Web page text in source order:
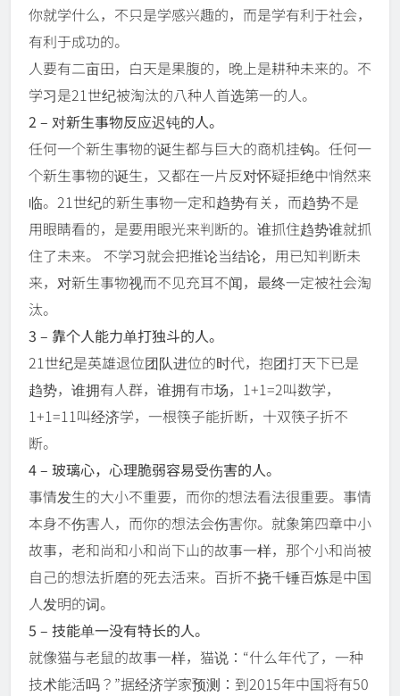
你就学什么，不只是学感兴趣的，而是学有利于社会，
有利于成功的。
人要有二亩田，白天是果腹的，晚上是耕种未来的。不
学习是21世纪被淘汰的八种人首选第一的人。
2 – 对新生事物反应迟钝的人。
任何一个新生事物的诞生都与巨大的商机挂钩。任何一
个新生事物的诞生，又都在一片反对怀疑拒绝中悄然来
临。21世纪的新生事物一定和趋势有关，而趋势不是
用眼睛看的，是要用眼光来判断的。谁抓住趋势谁就抓
住了未来。 不学习就会把推论当结论，用已知判断未
来，对新生事物视而不见充耳不闻，最终一定被社会淘
汰。
3 – 靠个人能力单打独斗的人。
21世纪是英雄退位团队进位的时代，抱团打天下已是
趋势，谁拥有人群，谁拥有市场，1+1=2叫数学，
1+1=11叫经济学，一根筷子能折断，十双筷子折不
断。
4 – 玻璃心，心理脆弱容易受伤害的人。
事情发生的大小不重要，而你的想法看法很重要。事情
本身不伤害人，而你的想法会伤害你。就象第四章中小
故事，老和尚和小和尚下山的故事一样，那个小和尚被
自己的想法折磨的死去活来。百折不挠千锤百炼是中国
人发明的词。
5 – 技能单一没有特长的人。
就像猫与老鼠的故事一样，猫说：“什么年代了，一种
技术能活吗？”据经济学家预测：到2015年中国将有50